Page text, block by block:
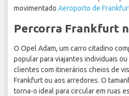
movimentado Aeroporto de
Percorra Frankfurt
O Opel Adam, um carro citadino
popular para viajantes individuais
clientes com itinerários cheios de
Frankfurt ou aos arredores. O
torna-o ideal para circular em ruas